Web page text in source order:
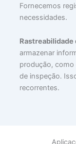
Fornecemos
necessidades.
armazenar
produção,
de inspeção.
recorrentes.